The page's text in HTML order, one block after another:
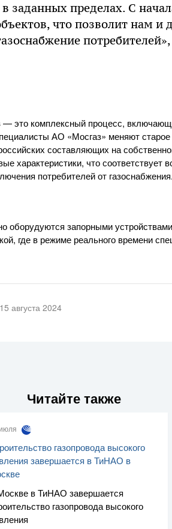
заданных пределах. С
что позволит нам и
— это комплексный процесс,
АО «Мосгаз» меняют
составляющих на
характеристики, что соответствует
потребителей от газоснабжения.
оборудуются запорными
где в режиме реального времени
15 августа 2024
Читайте также
газопровода высокого
завершается в ТиНАО в
в ТиНАО завершается
газопровода высокого